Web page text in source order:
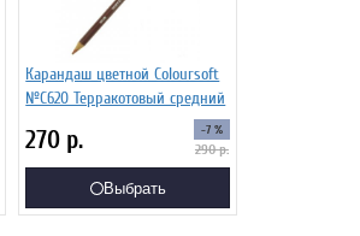
Карандаш цветной Coloursoft
№C620 Терракотовый средний
270 р. -7 %
290р.
Выбрать